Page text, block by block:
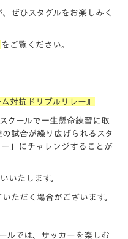
ぜひスタグルをお楽しみく
をご覧ください。
対抗ドリブルリレー』
クールで一生懸命練習に取
試合が繰り広げられるスタ
」にチャレンジすることが
いたします。
ただく場合がございます。
ルでは、サッカーを楽しむ